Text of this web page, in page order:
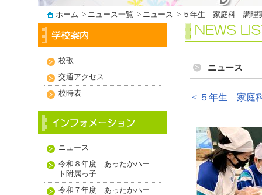
ホーム > ニュース一覧 > ニュース > ５年生 家庭科 調理
ニュース
< ５年生 家庭
校歌
交通アクセス
校時表
ニュース
令和８年度 あったかハー
ト附属っ子
令和７年度 あったかハー